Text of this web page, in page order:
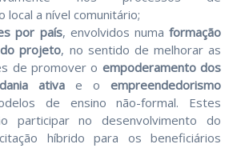
local a nível comunitário;
por país, envolvidos numa formação
projeto, no sentido de melhorar as
de promover o empoderamento dos
ativa e o empreendedorismo
de ensino não-formal. Estes
participar no desenvolvimento do
híbrido para os beneficiários